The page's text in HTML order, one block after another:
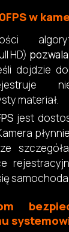
w
HD)
dojdzie
materiał.
jest